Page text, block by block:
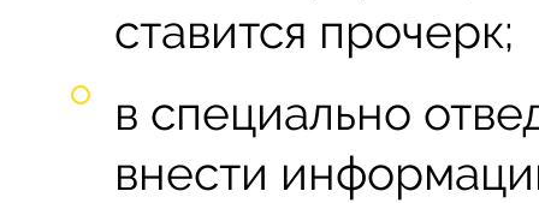
ставится прочерк;
в специально
внести